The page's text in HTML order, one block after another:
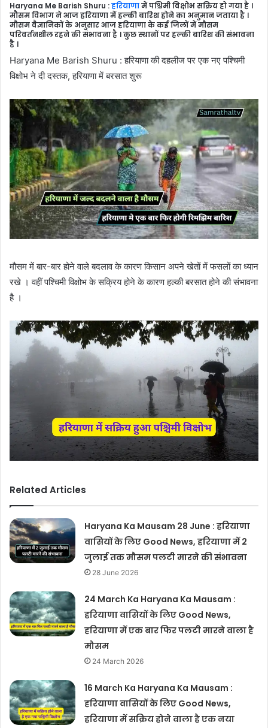
Haryana Me Barish Shuru :हरियाणामें पश्चिमी विक्षोभ सक्रिय हो गया है ।
मौसम विभाग ने आज हरियाणा में हल्की बारिश होने का अनुमान जताया है ।
मौसम वैज्ञानिकों के अनुसार आज हरियाणा के कई जिलों में मौसम
परिवर्तनशील रहने की संभावना है । कुछ स्थानों पर हल्की बारिश की संभावना
है ।
Haryana Me Barish Shuru : हरियाणा की दहलीज पर एक नए पश्चिमी
विक्षोभ ने दी दस्तक, हरियाणा में बरसात शुरू
मौसम में बार-बार होने वाले बदलाव के कारण किसान अपने खेतों में फसलों का ध्यान
रखे । वहीं पश्चिमी विक्षोभ के सक्रिय होने के कारण हल्की बरसात होने की संभावना
है ।
Related Articles
Haryana Ka Mausam 28 June : हरियाणा
वासियों के लिए Good News, हरियाणा में 2
जुलाई तक मौसम पलटी मारने की संभावना
28 June 2026
24 March Ka Haryana Ka Mausam :
हरियाणा वासियों के लिए Good News,
हरियाणा में एक बार फिर पलटी मारने वाला है
मौसम
24 March 2026
16 March Ka Haryana Ka Mausam :
हरियाणा वासियों के लिए Good News,
हरियाणा में सक्रिय होने वाला है एक नया